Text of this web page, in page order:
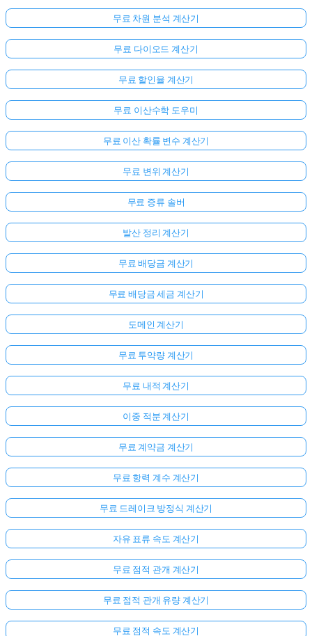
기
로
그
하
무료 차원 분석 계산기
무료 다이오드 계산기
무료 할인율 계산기
무료 이산수학 도우미
무료 이산 확률 변수 계산기
무료 변위 계산기
무료 증류 솔버
발산 정리 계산기
무료 배당금 계산기
무료 배당금 세금 계산기
도메인 계산기
무료 투약량 계산기
무료 내적 계산기
이중 적분 계산기
무료 계약금 계산기
무료 항력 계수 계산기
무료 드레이크 방정식 계산기
자유 표류 속도 계산기
무료 점적 관개 계산기
무료 점적 관개 유량 계산기
무료 점적 속도 계산기